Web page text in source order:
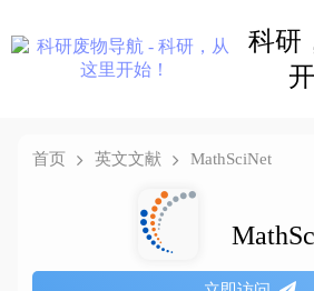
科研
首页 英文文献 MathSciNet